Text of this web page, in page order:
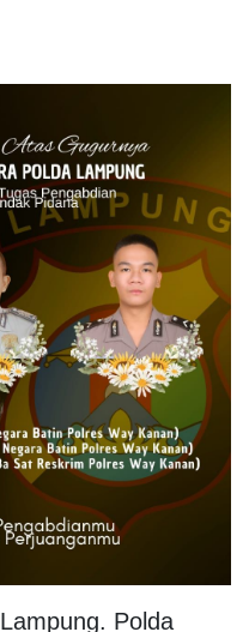
Lampung. Polda